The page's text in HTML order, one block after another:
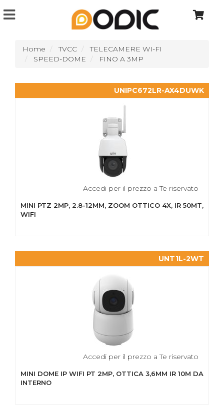
Home TVCC
TELECAMERE WI-FI
SPEED-DOME
FINO A 3MP
UNIPC672LR-AX4DUWK
Accedi per il prezzo a Te riservato
MINI PTZ 2MP, 2.8-12MM, ZOOM OTTICO 4X, IR 50MT,
WIFI
UNT1L-2WT
Accedi per il prezzo a Te riservato
MINI DOME IP WIFI PT 2MP, OTTICA 3,6MM IR 10M DA
INTERNO